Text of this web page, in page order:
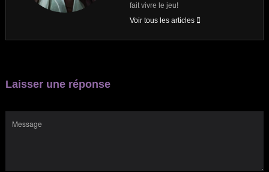
fait vivre le jeu!
Voir tous les articles
Laisser une réponse